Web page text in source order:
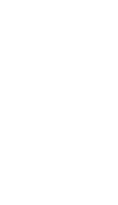
(externer Link,
teilen (externer